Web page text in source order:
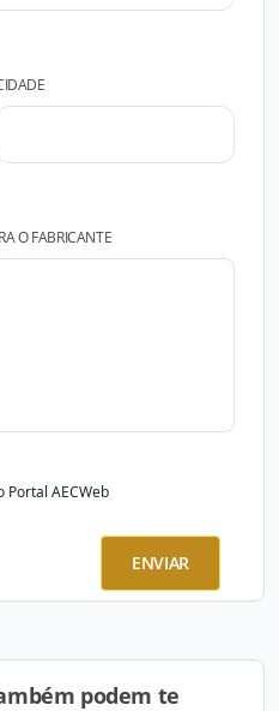
O FABRICANTE
AECWeb
ENVIAR
podem te